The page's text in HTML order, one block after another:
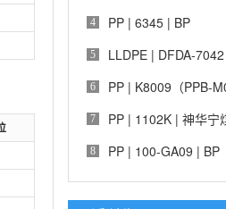
4 PP | 6345 | BP
5 LLDPE | DFDA-
6 PP | K8009（PPB-
7 PP | 1102K | 神华宁
8 PP | 100-GA09 | BP